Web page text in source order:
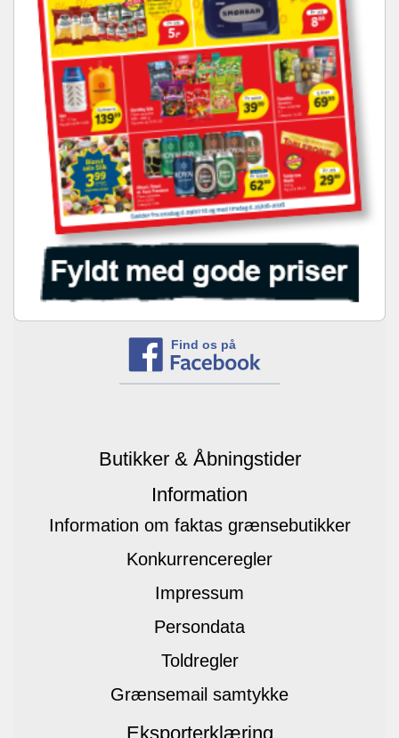
Find os på
Butikker & Åbningstider
Information
Information om faktas grænsebutikker
Konkurrenceregler
Impressum
Persondata
Toldregler
Grænsemail samtykke
Eksporterklæring